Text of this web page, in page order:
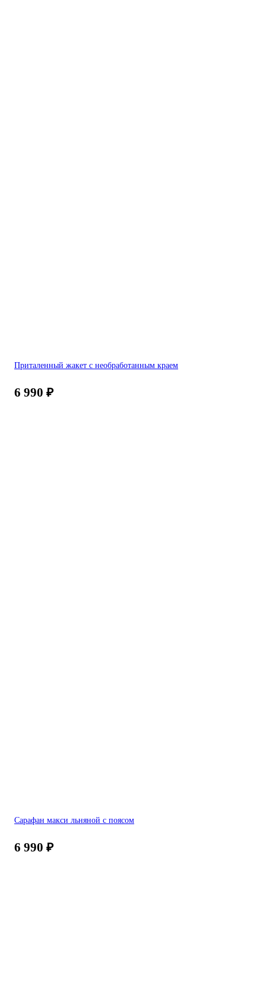
Приталенный жакет с необработанным краем
6 990 ₽
Сарафан макси льняной с поясом
6 990 ₽